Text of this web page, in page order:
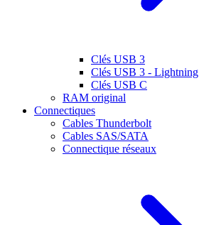
Clés USB 3
Clés USB 3 - Lightning
Clés USB C
RAM original
Connectiques
Cables Thunderbolt
Cables SAS/SATA
Connectique réseaux